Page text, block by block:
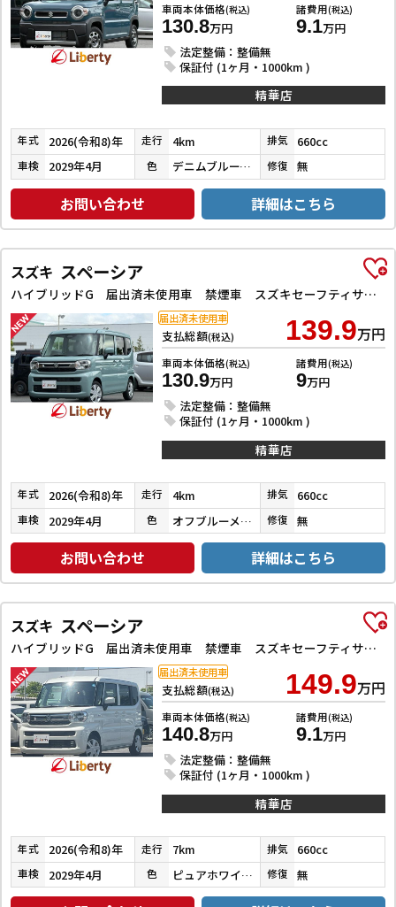
車両本体価格(税込)
130.8万円
諸費用(税込)
9.1万円
法定整備：整備無
保証付 (1ヶ月・1000km )
精華店
年式 2026(令和8)年 走行 4km 排気 660cc
車検 2029年4月 色 デニムブルーメタリックガンメタリック２Ｔ 修復 無
お問い合わせ 詳細はこちら
スズキ スペーシア
ハイブリッドG 届出済未使用車 禁煙車 スズキセーフティサポート LEDヘッドライト スマートキー プッシュスタート アイドリングストップ 両側スライドドア ステアリングスイッチ 電動格納ミラー オートエアコン
支払総額(税込) 139.9万円
車両本体価格(税込)
130.9万円
諸費用(税込)
9万円
法定整備：整備無
保証付 (1ヶ月・1000km )
届出済未使用車
精華店
年式 2026(令和8)年 走行 4km 排気 660cc
車検 2029年4月 色 オフブルーメタリック 修復 無
お問い合わせ 詳細はこちら
スズキ スペーシア
ハイブリッドG 届出済未使用車 禁煙車 スズキセーフティサポート LEDヘッドライト スマートキー プッシュスタート アイドリングストップ 両側スライドドア ステアリングスイッチ 電動格納ミラー オートエアコン
支払総額(税込) 149.9万円
車両本体価格(税込)
140.8万円
諸費用(税込)
9.1万円
法定整備：整備無
保証付 (1ヶ月・1000km )
届出済未使用車
精華店
年式 2026(令和8)年 走行 7km 排気 660cc
車検 2029年4月 色 ピュアホワイトパール 修復 無